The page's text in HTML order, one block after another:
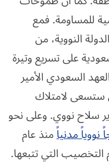
للمساومة. فمع
النووية، من
على تسريع وتيرة
السعودي الأمير
لامتلاك
سلاح نووي. وعلى نحو
نووياً مدنياًمنذ عام